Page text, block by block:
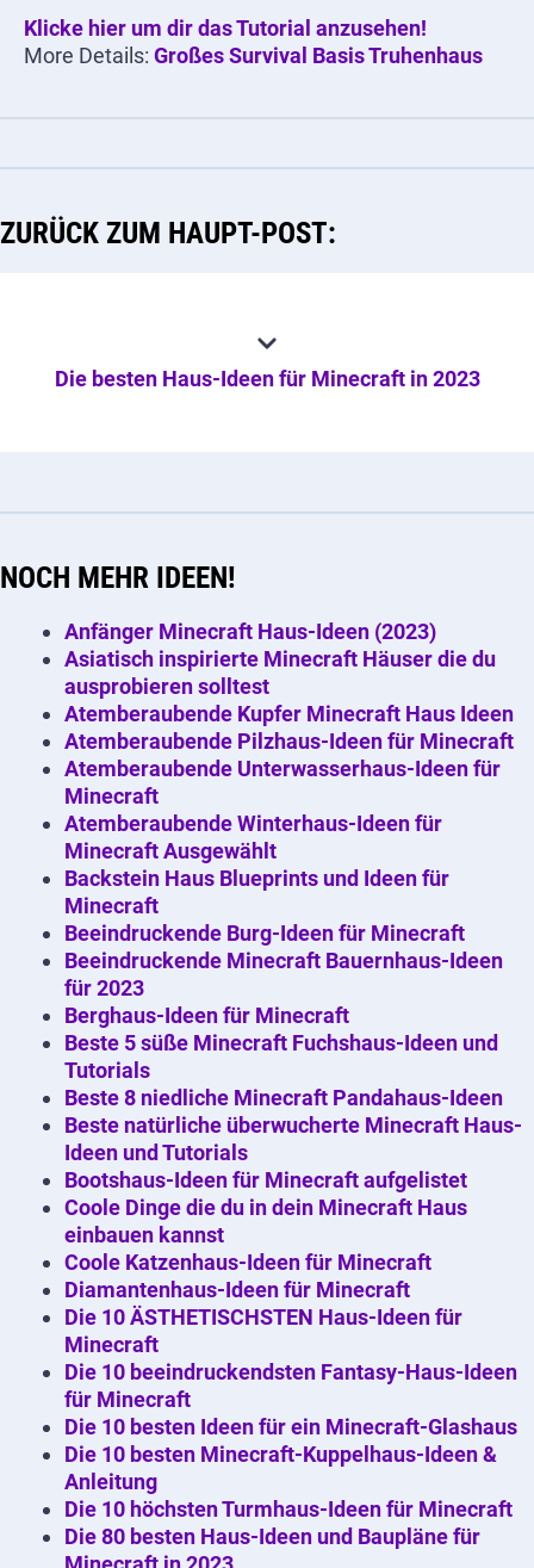
Klicke hier um dir das Tutorial anzusehen!
More Details: Großes Survival Basis Truhenhaus
ZURÜCK ZUM HAUPT-POST:
Die besten Haus-Ideen für Minecraft in 2023
NOCH MEHR IDEEN!
Anfänger Minecraft Haus-Ideen (2023)
Asiatisch inspirierte Minecraft Häuser die du
ausprobieren solltest
Atemberaubende Kupfer Minecraft Haus Ideen
Atemberaubende Pilzhaus-Ideen für Minecraft
Atemberaubende Unterwasserhaus-Ideen für
Minecraft
Atemberaubende Winterhaus-Ideen für
Minecraft Ausgewählt
Backstein Haus Blueprints und Ideen für
Minecraft
Beeindruckende Burg-Ideen für Minecraft
Beeindruckende Minecraft Bauernhaus-Ideen
für 2023
Berghaus-Ideen für Minecraft
Beste 5 süße Minecraft Fuchshaus-Ideen und
Tutorials
Beste 8 niedliche Minecraft Pandahaus-Ideen
Beste natürliche überwucherte Minecraft Haus-
Ideen und Tutorials
Bootshaus-Ideen für Minecraft aufgelistet
Coole Dinge die du in dein Minecraft Haus
einbauen kannst
Coole Katzenhaus-Ideen für Minecraft
Diamantenhaus-Ideen für Minecraft
Die 10 ÄSTHETISCHSTEN Haus-Ideen für
Minecraft
Die 10 beeindruckendsten Fantasy-Haus-Ideen
für Minecraft
Die 10 besten Ideen für ein Minecraft-Glashaus
Die 10 besten Minecraft-Kuppelhaus-Ideen &
Anleitung
Die 10 höchsten Turmhaus-Ideen für Minecraft
Die 80 besten Haus-Ideen und Baupläne für